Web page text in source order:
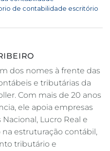
de contabilidade escritório
dos nomes à frente das
e tributárias da
Com mais de 20 anos
ele apoia empresas
Lucro Real e
estruturação contábil,
tributário e